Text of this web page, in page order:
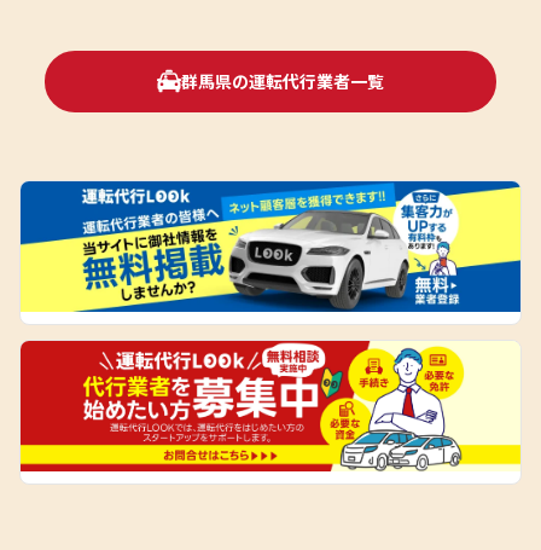
群馬県の運転代行業者一覧